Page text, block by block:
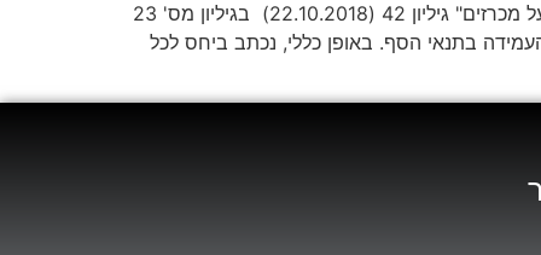
על השלמות מסמכים לצורך ניקוד איכות במכרז להורדת הקובץ בפורמט PDF לחץ כאן עו"ד דוד רן־יה – הופץ במסגרת "על מכרזים" גיליון 42 (22.10.2018) בגיליון מס' 23
בתנאי הסף. באופן כללי, נכתב ביחס לכל